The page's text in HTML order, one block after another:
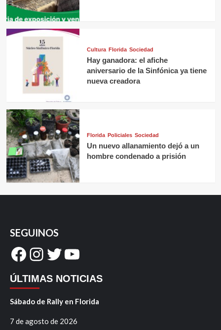
Cultura Florida Sociedad
Hay ganadora: el afiche
aniversario de la Sinfónica ya tiene
nueva creadora
Florida Policiales Sociedad
Un nuevo allanamiento dejó a un
hombre condenado a prisión
SEGUINOS
Facebook
Instagram
Twitter
YouTube
ÚLTIMAS NOTICIAS
Sábado de Rally en Florida
7 de agosto de 2026